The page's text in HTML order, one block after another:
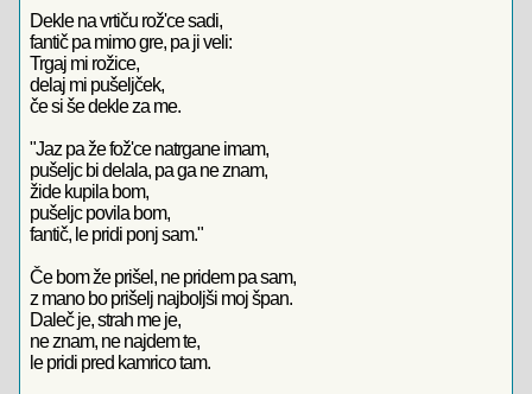
Dekle na vrtiču rož'ce sadi,
fantič pa mimo gre, pa ji veli:
Trgaj mi rožice,
delaj mi pušeljček,
če si še dekle za me.
"Jaz pa že fož'ce natrgane imam,
pušeljc bi delala, pa ga ne znam,
žide kupila bom,
pušeljc povila bom,
fantič, le pridi ponj sam."
Če bom že prišel, ne pridem pa sam,
z mano bo prišelj najboljši moj špan.
Daleč je, strah me je,
ne znam, ne najdem te,
le pridi pred kamrico tam.